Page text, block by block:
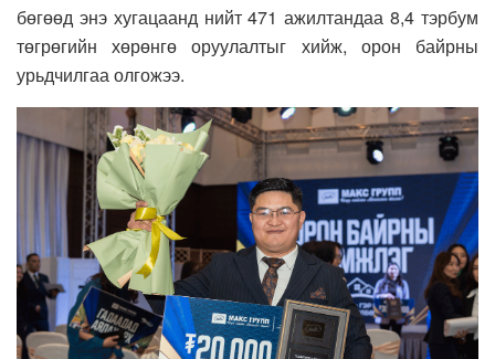
бөгөөд энэ хугацаанд нийт 471 ажилтандаа 8,4 тэрбум
төгрөгийн хөрөнгө оруулалтыг хийж, орон байрны
урьдчилгаа олгожээ.